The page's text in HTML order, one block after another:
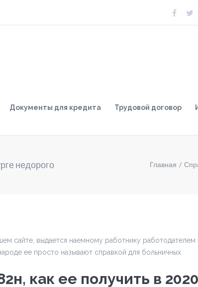
Документы для кредита Трудовой договор
недорого Главная
сайте, выдается наемному работнику работодателем
ее просто называют справкой для больничных.
как ее получить в